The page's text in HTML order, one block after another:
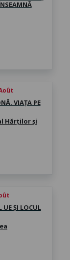
VIAȚA PE
Hărților și
UE ȘI LOCUL